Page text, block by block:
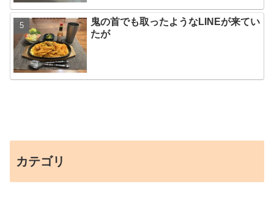
鬼の首でも取ったようなLINEが来てい
たが
カテゴリ